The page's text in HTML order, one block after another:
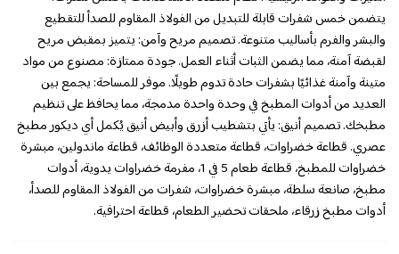
يتضمن خمس شفرات قابلة للتبديل من الفولاذ المقاوم للصدأ للتقطيع
والبشر والفرم بأساليب متنوعة. تصميم مريح وآمن: يتميز بمقبض مريح
لقبضة آمنة، مما يضمن الثبات أثناء العمل. جودة ممتازة: مصنوع من مواد
متينة وآمنة غذائيًا بشفرات حادة تدوم طويلًا. موفر للمساحة: يجمع بين
العديد من أدوات المطبخ في وحدة واحدة مدمجة، مما يحافظ على تنظيم
مطبخك. تصميم أنيق: يأتي بتشطيب أزرق وأبيض أنيق يُكمل أي ديكور مطبخ
عصري. قطاعة خضراوات، قطاعة متعددة الوظائف، قطاعة ماندولين، مبشرة
خضراوات للمطبخ، قطاعة طعام 5 في 1، مفرمة خضراوات يدوية، أدوات
مطبخ، صانعة سلطة، مبشرة خضراوات، شفرات من الفولاذ المقاوم للصدأ،
أدوات مطبخ زرقاء، ملحقات تحضير الطعام، قطاعة احترافية.